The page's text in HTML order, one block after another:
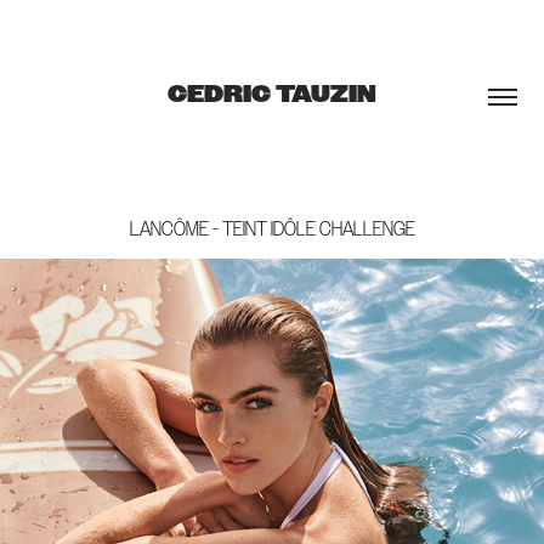
CEDRIC TAUZIN
LANCÔME - TEINT IDÔLE CHALLENGE